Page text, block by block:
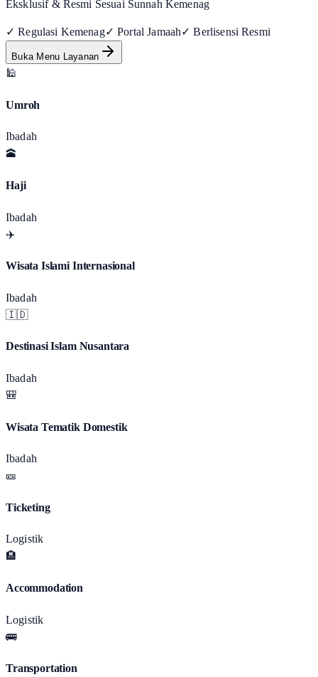
Eksklusif & Resmi Sesuai Sunnah Kemenag
✓ Regulasi Kemenag✓ Portal Jamaah✓ Berlisensi Resmi
Buka Menu Layanan
🕌
Umroh
Ibadah
🕋
Haji
Ibadah
✈️
Wisata Islami Internasional
Ibadah
🇮🇩
Destinasi Islam Nusantara
Ibadah
🎒
Wisata Tematik Domestik
Ibadah
🎫
Ticketing
Logistik
🏨
Accommodation
Logistik
🚌
Transportation